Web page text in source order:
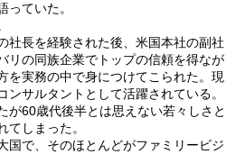
っていた。
社長を経験された後、米国本社の副社
リの同族企業でトップの信頼を得なが
を実務の中で身につけてこられた。現
ンサルタントとして活躍されている。
が60歳代後半とは思えない若々しさと
てしまった。
国で、そのほとんどがファミリービジ